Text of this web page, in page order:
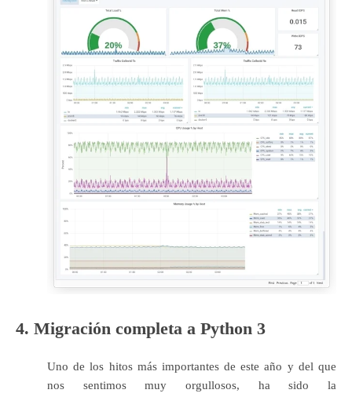
4. Migración completa a Python 3
Uno de los hitos más importantes de este año y del que
nos sentimos muy orgullosos, ha sido la